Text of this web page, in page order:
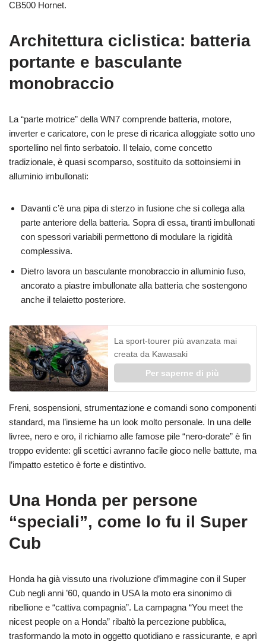
CB500 Hornet.
Architettura ciclistica: batteria
portante e basculante
monobraccio
La “parte motrice” della WN7 comprende batteria, motore,
inverter e caricatore, con le prese di ricarica alloggiate sotto uno
sportellino nel finto serbatoio. Il telaio, come concetto
tradizionale, è quasi scomparso, sostituito da sottoinsiemi in
alluminio imbullonati:
Davanti c’è una pipa di sterzo in fusione che si collega alla
parte anteriore della batteria. Sopra di essa, tiranti imbullonati
con spessori variabili permettono di modulare la rigidità
complessiva.
Dietro lavora un basculante monobraccio in alluminio fuso,
ancorato a piastre imbullonate alla batteria che sostengono
anche il telaietto posteriore.
La sport-tourer più avanzata mai
creata da Kawasaki
Per saperne di più
Freni, sospensioni, strumentazione e comandi sono componenti
standard, ma l’insieme ha un look molto personale. In una delle
livree, nero e oro, il richiamo alle famose pile “nero-dorate” è fin
troppo evidente: gli scettici avranno facile gioco nelle battute, ma
l’impatto estetico è forte e distintivo.
Una Honda per persone
“speciali”, come lo fu il Super
Cub
Honda ha già vissuto una rivoluzione d’immagine con il Super
Cub negli anni ’60, quando in USA la moto era sinonimo di
ribellione e “cattiva compagnia”. La campagna “You meet the
nicest people on a Honda” ribaltò la percezione pubblica,
trasformando la moto in oggetto quotidiano e rassicurante, e aprì